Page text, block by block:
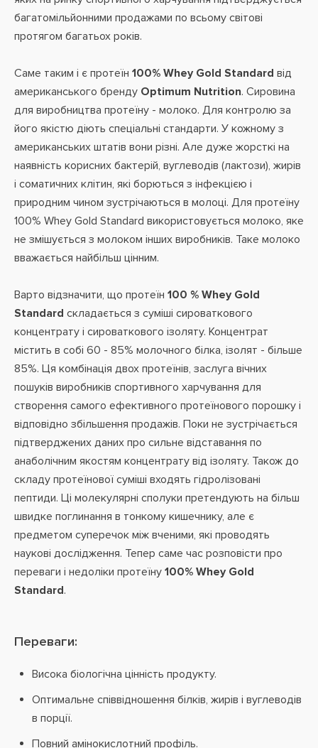
багатомільйонними продажами по всьому світові
протягом багатьох років.
Саме таким і є протеїн 100% Whey Gold Standard від
американського бренду Optimum Nutrition. Сировина
для виробництва протеїну - молоко. Для контролю за
його якістю діють спеціальні стандарти. У кожному з
американських штатів вони різні. Але дуже жорсткі на
наявність корисних бактерій, вуглеводів (лактози), жирів
і соматичних клітин, які борються з інфекцією і
природним чином зустрічаються в молоці. Для протеїну
100% Whey Gold Standard використовується молоко, яке
не змішується з молоком інших виробників. Таке молоко
вважається найбільш цінним.
Варто відзначити, що протеїн 100 % Whey Gold
Standard складається з суміші сироваткового
концентрату і сироваткового ізоляту. Концентрат
містить в собі 60 - 85% молочного білка, ізолят - більше
85%. Ця комбінація двох протеїнів, заслуга вічних
пошуків виробників спортивного харчування для
створення самого ефективного протеїнового порошку і
відповідно збільшення продажів. Поки не зустрічається
підтверджених даних про сильне відставання по
анаболічним якостям концентрату від ізоляту. Також до
складу протеїнової суміші входять гідролізовані
пептиди. Ці молекулярні сполуки претендують на більш
швидке поглинання в тонкому кишечнику, але є
предметом суперечок між вченими, які проводять
наукові дослідження. Тепер саме час розповісти про
переваги і недоліки протеїну 100% Whey Gold
Standard.
Переваги:
Висока біологічна цінність продукту.
Оптимальне співвідношення білків, жирів і вуглеводів
в порції.
Повний амінокислотний профіль.